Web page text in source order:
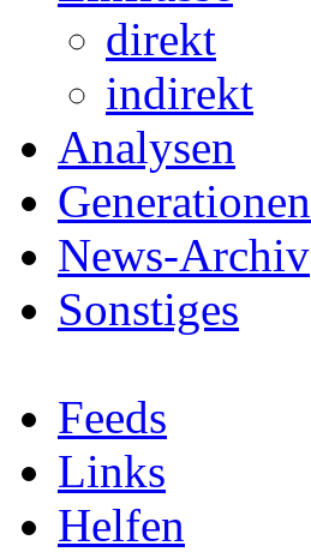
direkt
indirekt
Analysen
Generationen
News-Archiv
Sonstiges
Feeds
Links
Helfen